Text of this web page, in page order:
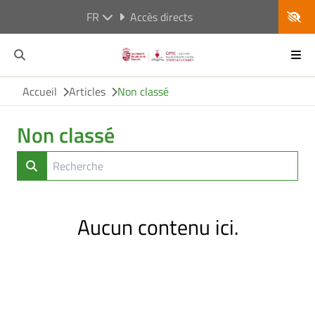
FR Accès directs
Accueil Articles Non classé
Non classé
Aucun contenu ici.